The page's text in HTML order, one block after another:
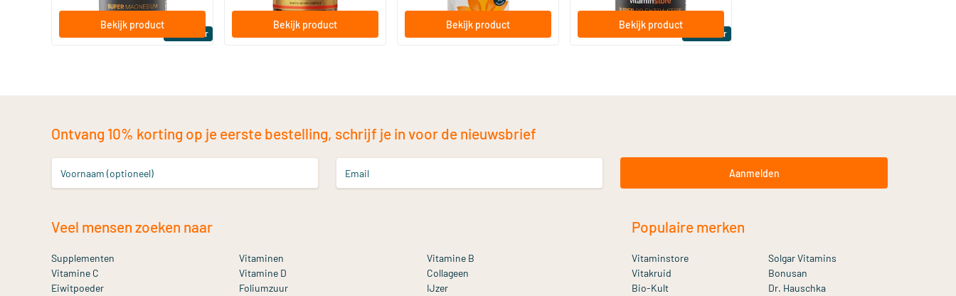
Bestseller
Bekijk product Bekijk product Bekijk product
Bestseller
Bekijk product
Ontvang 10% korting op je eerste bestelling, schrijf je in voor de nieuwsbrief
Voornaam (optioneel) Email Aanmelden
Veel mensen zoeken naar
Supplementen Vitaminen
Vitamine B
Vitamine C
Vitamine D
Collageen
Eiwitpoeder
Foliumzuur
IJzer
Populaire merken
Vitaminstore
Solgar Vitamins
Vitakruid
Bonusan
Bio-Kult
Dr. Hauschka